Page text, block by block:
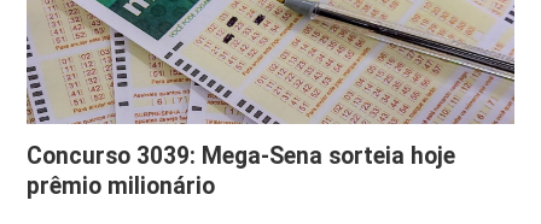
Concurso 3039: Mega-Sena sorteia hoje
prêmio milionário